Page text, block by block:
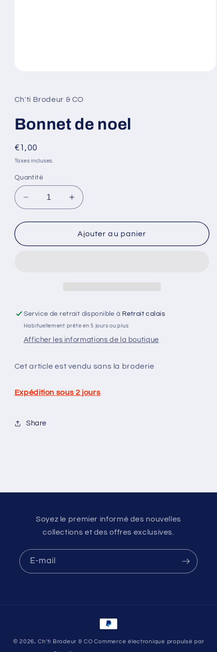
1
dans
fenêtre
modale
Ch'ti Brodeur & CO
Bonnet de noel
Prix
habituel
€1,00
Taxes incluses.
Quantité
Réduire
la
quantité
Bonnet
Augmenter
la
quantité
de
Bonnet
Ajouter au panier
Service de retrait disponible à Retrait calais
Habituellement prête en 5 jours ou plus
Afficher les informations de la boutique
Cet article est vendu sans la broderie
Expédition sous 2 jours
Share
Soyez le premier informé des nouvelles
collections et des offres exclusives.
E-mail
Moyens
de
paiement
© 2026,Ch'ti Brodeur & CO Commerce électronique propulsé par